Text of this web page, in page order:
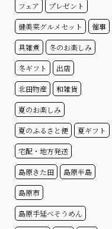
フェア プレゼント
健美菜グルメセット 催事
具雑煮 冬のお楽しみ
冬ギフト 出店
北田物産 和雑貨
夏のお楽しみ
夏のふるさと便 夏ギフト
宅配・地方発送
島原きた田 島原半島
島原市
島原手延べそうめん